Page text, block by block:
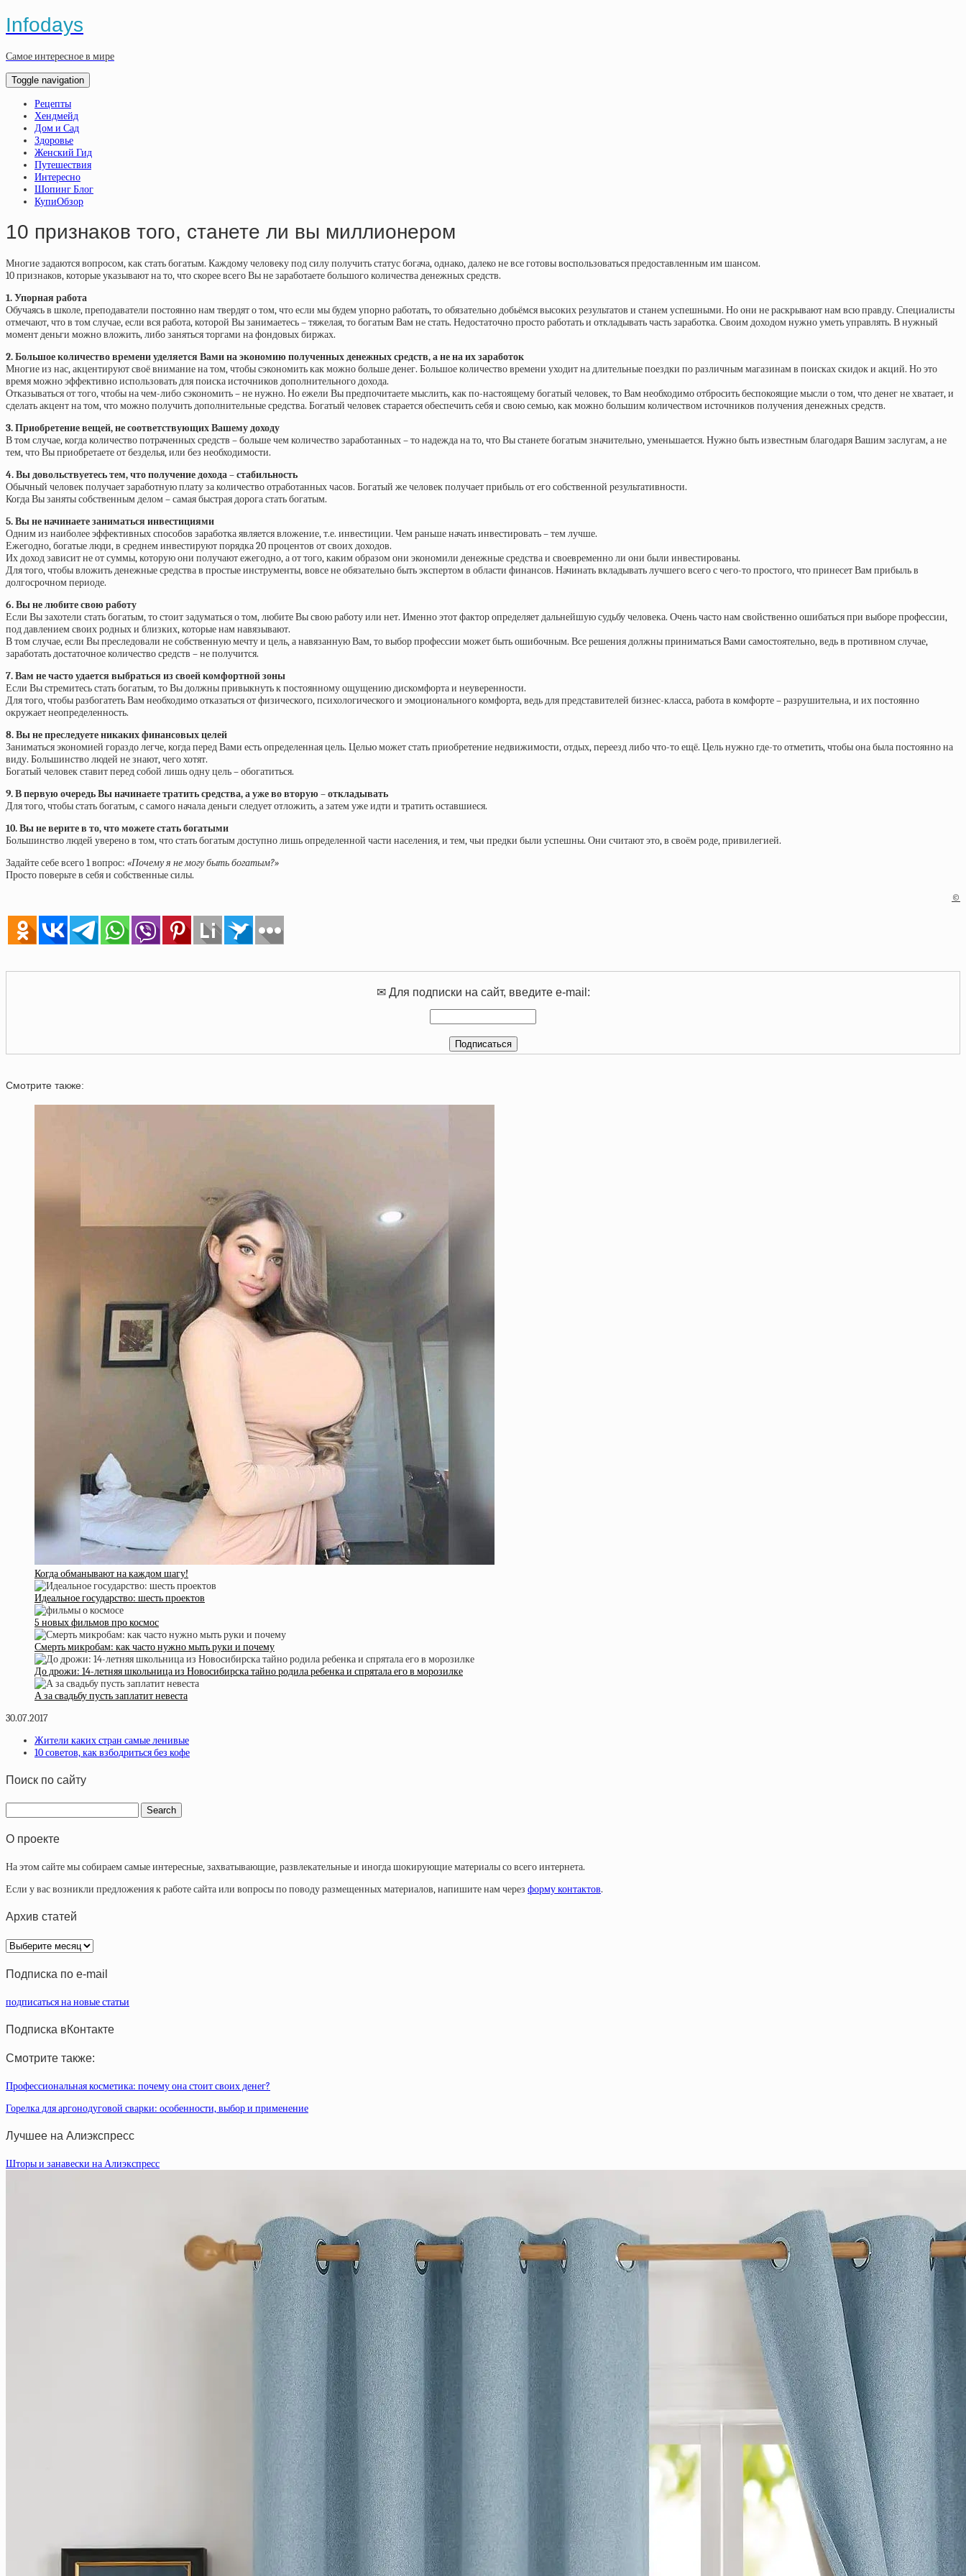
Infodays
Самое интересное в мире
Toggle navigation
Рецепты
Хендмейд
Дом и Сад
Здоровье
Женский Гид
Путешествия
Интересно
Шопинг Блог
КупиОбзор
10 признаков того, станете ли вы миллионером
Многие задаются вопросом, как стать богатым. Каждому человеку под силу получить статус богача, однако, далеко не все готовы воспользоваться предоставленным им шансом.
10 признаков, которые указывают на то, что скорее всего Вы не заработаете большого количества денежных средств.
1. Упорная работа
Обучаясь в школе, преподаватели постоянно нам твердят о том, что если мы будем упорно работать, то обязательно добьёмся высоких результатов и станем успешными. Но они не раскрывают нам всю правду. Специалисты
отмечают, что в том случае, если вся работа, которой Вы занимаетесь – тяжелая, то богатым Вам не стать. Недостаточно просто работать и откладывать часть заработка. Своим доходом нужно уметь управлять. В нужный
момент деньги можно вложить, либо заняться торгами на фондовых биржах.
2. Большое количество времени уделяется Вами на экономию полученных денежных средств, а не на их заработок
Многие из нас, акцентируют своё внимание на том, чтобы сэкономить как можно больше денег. Большое количество времени уходит на длительные поездки по различным магазинам в поисках скидок и акций. Но это
время можно эффективно использовать для поиска источников дополнительного дохода.
Отказываться от того, чтобы на чем-либо сэкономить – не нужно. Но ежели Вы предпочитаете мыслить, как по-настоящему богатый человек, то Вам необходимо отбросить беспокоящие мысли о том, что денег не хватает, и
сделать акцент на том, что можно получить дополнительные средства. Богатый человек старается обеспечить себя и свою семью, как можно большим количеством источников получения денежных средств.
3. Приобретение вещей, не соответствующих Вашему доходу
В том случае, когда количество потраченных средств – больше чем количество заработанных – то надежда на то, что Вы станете богатым значительно, уменьшается. Нужно быть известным благодаря Вашим заслугам, а не
тем, что Вы приобретаете от безделья, или без необходимости.
4. Вы довольствуетесь тем, что получение дохода – стабильность
Обычный человек получает заработную плату за количество отработанных часов. Богатый же человек получает прибыль от его собственной результативности.
Когда Вы заняты собственным делом – самая быстрая дорога стать богатым.
5. Вы не начинаете заниматься инвестициями
Одним из наиболее эффективных способов заработка является вложение, т.е. инвестиции. Чем раньше начать инвестировать – тем лучше.
Ежегодно, богатые люди, в среднем инвестируют порядка 20 процентов от своих доходов.
Их доход зависит не от суммы, которую они получают ежегодно, а от того, каким образом они экономили денежные средства и своевременно ли они были инвестированы.
Для того, чтобы вложить денежные средства в простые инструменты, вовсе не обязательно быть экспертом в области финансов. Начинать вкладывать лучшего всего с чего-то простого, что принесет Вам прибыль в
долгосрочном периоде.
6. Вы не любите свою работу
Если Вы захотели стать богатым, то стоит задуматься о том, любите Вы свою работу или нет. Именно этот фактор определяет дальнейшую судьбу человека. Очень часто нам свойственно ошибаться при выборе профессии,
под давлением своих родных и близких, которые нам навязывают.
В том случае, если Вы преследовали не собственную мечту и цель, а навязанную Вам, то выбор профессии может быть ошибочным. Все решения должны приниматься Вами самостоятельно, ведь в противном случае,
заработать достаточное количество средств – не получится.
7. Вам не часто удается выбраться из своей комфортной зоны
Если Вы стремитесь стать богатым, то Вы должны привыкнуть к постоянному ощущению дискомфорта и неуверенности.
Для того, чтобы разбогатеть Вам необходимо отказаться от физического, психологического и эмоционального комфорта, ведь для представителей бизнес-класса, работа в комфорте – разрушительна, и их постоянно
окружает неопределенность.
8. Вы не преследуете никаких финансовых целей
Заниматься экономией гораздо легче, когда перед Вами есть определенная цель. Целью может стать приобретение недвижимости, отдых, переезд либо что-то ещё. Цель нужно где-то отметить, чтобы она была постоянно на
виду. Большинство людей не знают, чего хотят.
Богатый человек ставит перед собой лишь одну цель – обогатиться.
9. В первую очередь Вы начинаете тратить средства, а уже во вторую – откладывать
Для того, чтобы стать богатым, с самого начала деньги следует отложить, а затем уже идти и тратить оставшиеся.
10. Вы не верите в то, что можете стать богатыми
Большинство людей уверено в том, что стать богатым доступно лишь определенной части населения, и тем, чьи предки были успешны. Они считают это, в своём роде, привилегией.
Задайте себе всего 1 вопрос: «Почему я не могу быть богатым?»
Просто поверьте в себя и собственные силы.
©
✉ Для подписки на сайт, введите e-mail:
Смотрите также:
Когда обманывают на каждом шагу!
Идеальное государство: шесть проектов
5 новых фильмов про космос
Смерть микробам: как часто нужно мыть руки и почему
До дрожи: 14-летняя школьница из Новосибирска тайно родила ребенка и спрятала его в морозилке
А за свадьбу пусть заплатит невеста
30.07.2017
Жители каких стран самые ленивые
10 советов, как взбодриться без кофе
Поиск по сайту
О проекте
На этом сайте мы собираем самые интересные, захватывающие, развлекательные и иногда шокирующие материалы со всего интернета.
Если у вас возникли предложения к работе сайта или вопросы по поводу размещенных материалов, напишите нам через форму контактов.
Архив статей
Архив
статей
Подписка по e-mail
подписаться на новые статьи
Подписка вКонтакте
Смотрите также:
Профессиональная косметика: почему она стоит своих денег?
Горелка для аргонодуговой сварки: особенности, выбор и применение
Лучшее на Алиэкспресс
Шторы и занавески на Алиэкспресс